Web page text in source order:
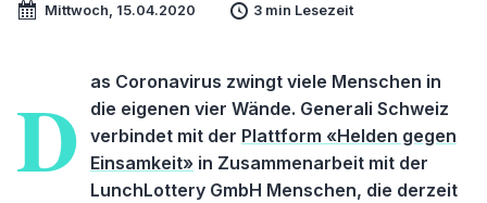
Mittwoch, 15.04.2020 3 min Lesezeit
D
as Coronavirus zwingt viele Menschen in
die eigenen vier Wände. Generali Schweiz
verbindet mit der Plattform «Helden gegen
Einsamkeit» in Zusammenarbeit mit der
LunchLottery GmbH Menschen, die derzeit